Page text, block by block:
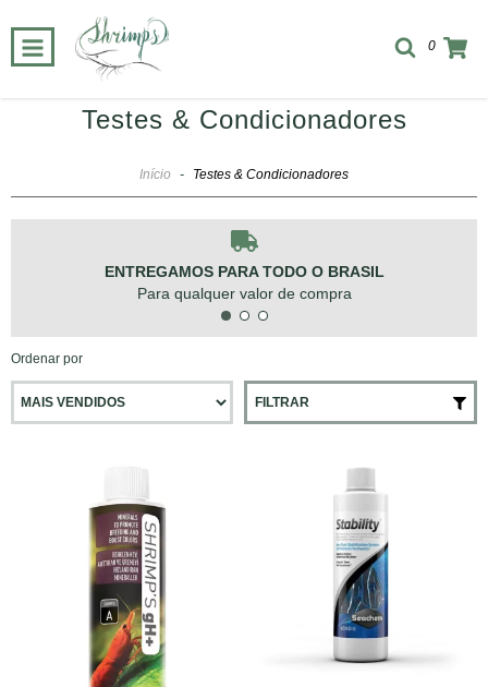
0
Testes & Condicionadores
Início - Testes & Condicionadores
ENTREGAMOS PARA TODO O BRASIL
Para qualquer valor de compra
Ordenar por
FILTRAR